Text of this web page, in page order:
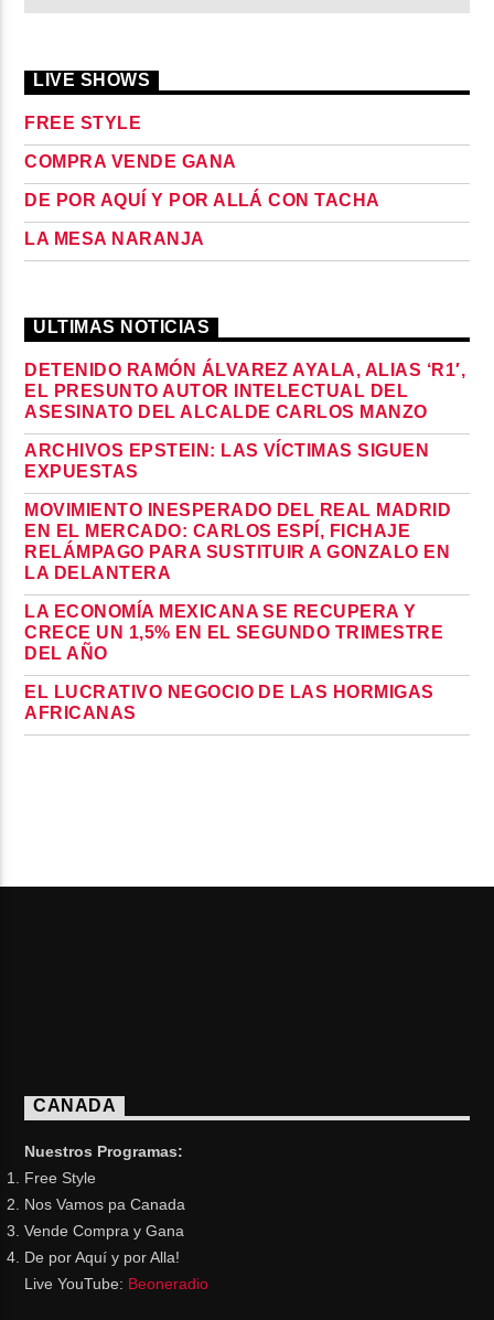
LIVE SHOWS
FREE STYLE
COMPRA VENDE GANA
DE POR AQUÍ Y POR ALLÁ CON TACHA
LA MESA NARANJA
ULTIMAS NOTICIAS
DETENIDO RAMÓN ÁLVAREZ AYALA, ALIAS ‘R1′,
EL PRESUNTO AUTOR INTELECTUAL DEL
ASESINATO DEL ALCALDE CARLOS MANZO
ARCHIVOS EPSTEIN: LAS VÍCTIMAS SIGUEN
EXPUESTAS
MOVIMIENTO INESPERADO DEL REAL MADRID
EN EL MERCADO: CARLOS ESPÍ, FICHAJE
RELÁMPAGO PARA SUSTITUIR A GONZALO EN
LA DELANTERA
LA ECONOMÍA MEXICANA SE RECUPERA Y
CRECE UN 1,5% EN EL SEGUNDO TRIMESTRE
DEL AÑO
EL LUCRATIVO NEGOCIO DE LAS HORMIGAS
AFRICANAS
CANADA
Nuestros Programas:
Free Style
Nos Vamos pa Canada
Vende Compra y Gana
De por Aquí y por Alla!
Live YouTube: Beoneradio